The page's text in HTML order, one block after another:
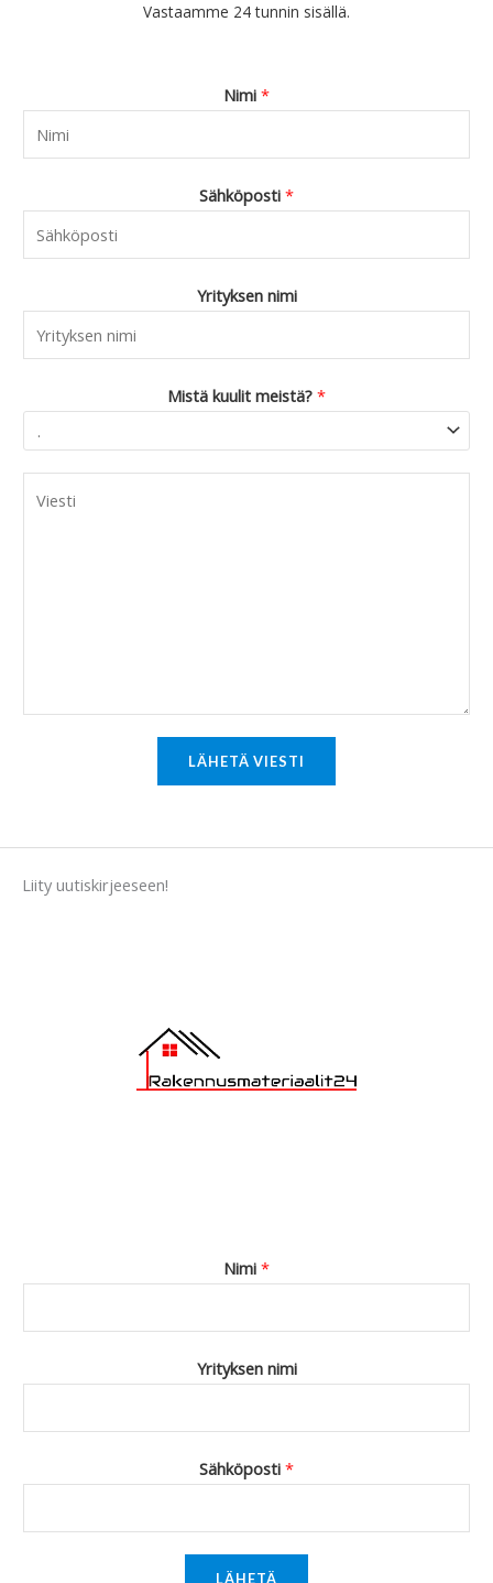
Vastaamme 24 tunnin sisällä.
Nimi *
Sähköposti *
Yrityksen nimi
Mistä kuulit meistä? *
s
LÄHETÄ VIESTI
Liity uutiskirjeeseen!
Nimi *
Yrityksen nimi
Sähköposti *
LÄHETÄ